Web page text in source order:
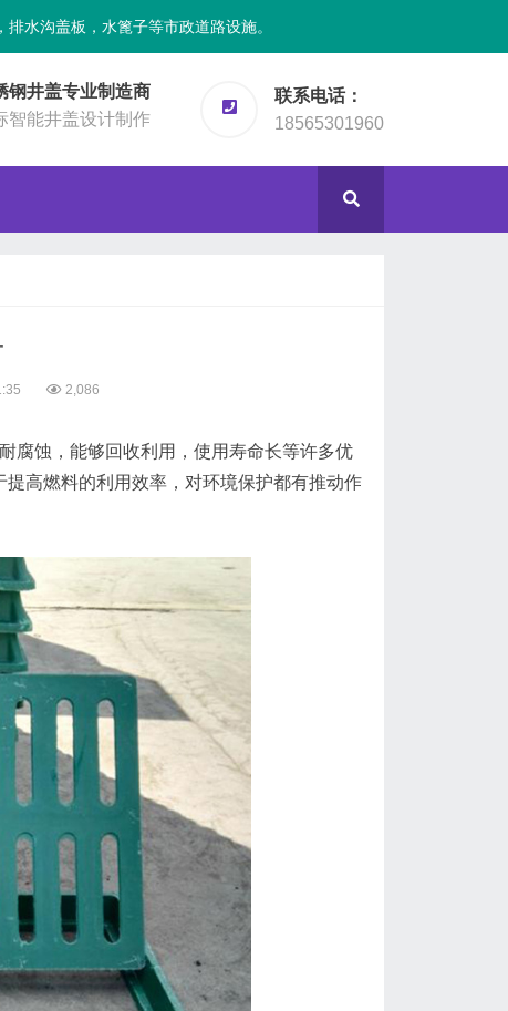
水沟盖板，水篦子等市政道路设施。
钢井盖专业制造商
智能井盖设计制作
联系电话：
18565301960
2,086
蚀，能够回收利用，使用寿命长等许多优
高燃料的利用效率，对环境保护都有推动作